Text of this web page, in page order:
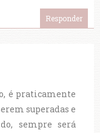
Responder
é praticamente
superadas e
sempre será